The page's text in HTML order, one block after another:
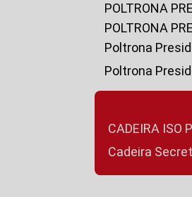
POLTRONA
POLTRONA
Poltrona
Poltrona
CADEIRA
Cadeira